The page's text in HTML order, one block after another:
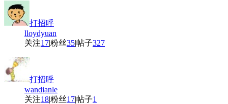
打招呼
lloydyuan
关注17|粉丝35|帖子327
打招呼
wandianle
关注18|粉丝17|帖子1